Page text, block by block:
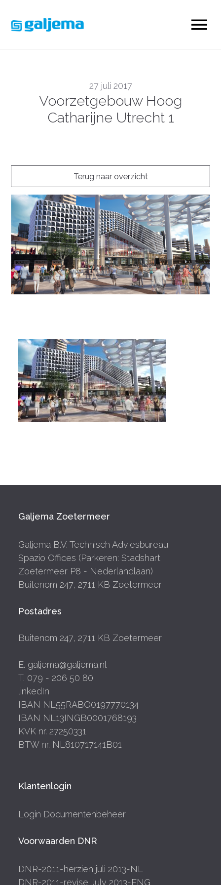
27 juli 2017
Voorzetgebouw Hoog
Catharijne Utrecht 1
Terug naar overzicht
Galjema Zoetermeer
Galjema B.V. Technisch Adviesbureau
Spazio Offices (Parkeren: Stadshart
Zoetermeer P8 - Nederlandlaan)
Buitenom 247, 2711 KB Zoetermeer
Postadres
Buitenom 247, 2711 KB Zoetermeer
E. galjema@galjema.nl
T. 079 - 206 50 80
linkedIn
IBAN NL55RABO0197770134
IBAN NL13INGB0001768193
KVK nr. 27250331
BTW nr. NL810717141B01
Klantenlogin
Login Documentenbeheer
Voorwaarden DNR
DNR-2011-herzien juli 2013-NL
DNR-2011-revise July 2013-ENG